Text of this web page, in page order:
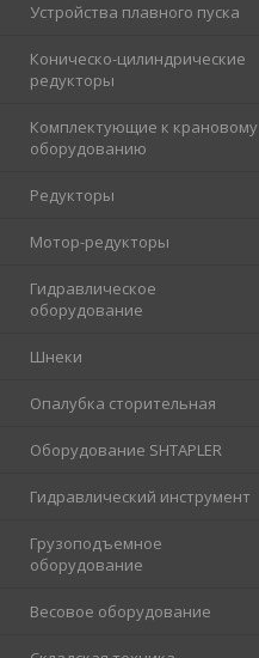
Устройства плавного пуска
Коническо-цилиндрические
редукторы
Комплектующие к крановому
оборудованию
Редукторы
Мотор-редукторы
Гидравлическое
оборудование
Шнеки
Опалубка сторительная
Оборудование SHTAPLER
Гидравлический инструмент
Грузоподъемное
оборудование
Весовое оборудование